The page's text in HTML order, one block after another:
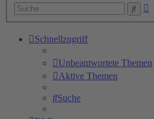
Suche
Schnellzugriff
Unbeantwortete Themen
Aktive Themen
Suche